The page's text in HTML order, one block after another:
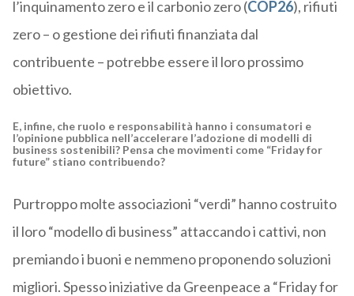
l’inquinamento zero e il carbonio zero (COP26), rifiuti
zero – o gestione dei rifiuti finanziata dal
contribuente – potrebbe essere il loro prossimo
obiettivo.
E, infine, che ruolo e responsabilità hanno i consumatori e
l’opinione pubblica nell’accelerare l’adozione di modelli di
business sostenibili? Pensa che movimenti come “Friday for
future” stiano contribuendo?
Purtroppo molte associazioni “verdi” hanno costruito
il loro “modello di business” attaccando i cattivi, non
premiando i buoni e nemmeno proponendo soluzioni
migliori. Spesso iniziative da Greenpeace a “Friday for